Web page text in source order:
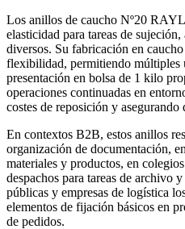
Los anillos de caucho Nº20
elasticidad para tareas de
diversos. Su fabricación en
flexibilidad, permitiendo múltiples
presentación en bolsa de 1 kilo
operaciones continuadas en
costes de reposición y
En contextos B2B, estos anillos
organización de documentación,
materiales y productos, en
despachos para tareas de archivo
públicas y empresas de logística
elementos de fijación básicos en
de pedidos.